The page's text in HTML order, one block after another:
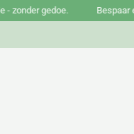
gedoe. Bespaar